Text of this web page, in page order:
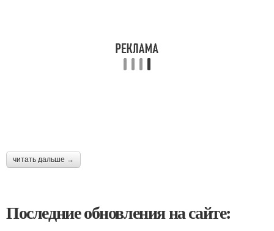
читать дальше →
Последние обновления на сайте: